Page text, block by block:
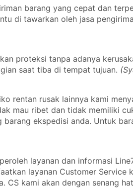
barang yang cepat dan
di tawarkan oleh jasa
proteksi tanpa adanya
saat tiba di tempat tujuan.
rentan rusak lainnya kami
mau ribet dan tidak memiliki
ekspedisi anda. Untuk
layanan dan informasi
layanan Customer Service
CS kami akan dengan senang